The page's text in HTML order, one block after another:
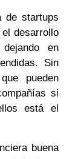
de startups
desarrollo
en
Sin
pueden
si
está el
buena